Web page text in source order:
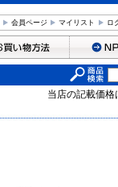
会員ページ マイリスト ロ
当店の記載価格